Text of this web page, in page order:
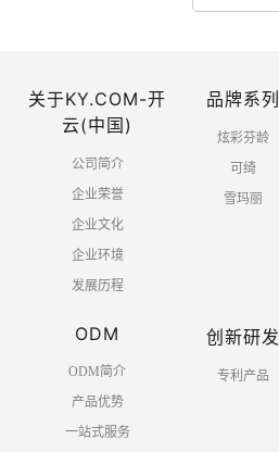
关于KY.COM-开
云(中国)
公司简介
企业荣誉
企业文化
企业环境
发展历程
品牌系列
炫彩芬龄
可绮
雪玛丽
ODM
ODM简介
产品优势
一站式服务
创新研发
专利产品